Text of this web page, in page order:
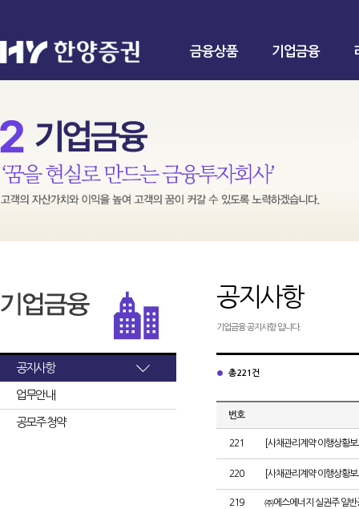
금융상품 기업금융
공지사항
업무안내
공모주 청약
공지사항
기업금융 공지사항 입니다.
총 221건
번호
221 [사채관리계약 이행상황
220 [사채관리계약 이행상황
219 ㈜에스에너지 실권주 일반